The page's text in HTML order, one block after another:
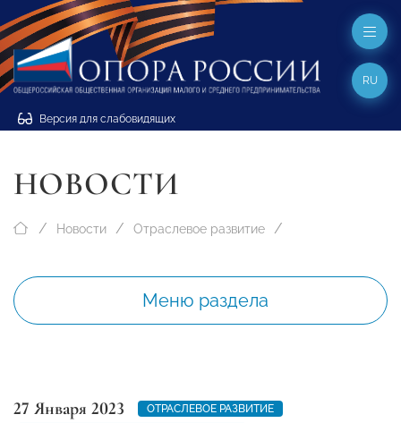
Версия для слабовидящих
RU
НОВОСТИ
Новости Отраслевое развитие
Меню раздела
27 Января 2023
ОТРАСЛЕВОЕ РАЗВИТИЕ